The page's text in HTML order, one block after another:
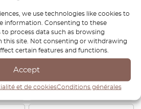
we use technologies like cookies to
information. Consenting to these
process data such as browsing
this site. Not consenting or withdrawing
certain features and functions.
Accept
et de cookiesConditions générales
Clips de garniture
automobile Lot de 655
Voir le produit